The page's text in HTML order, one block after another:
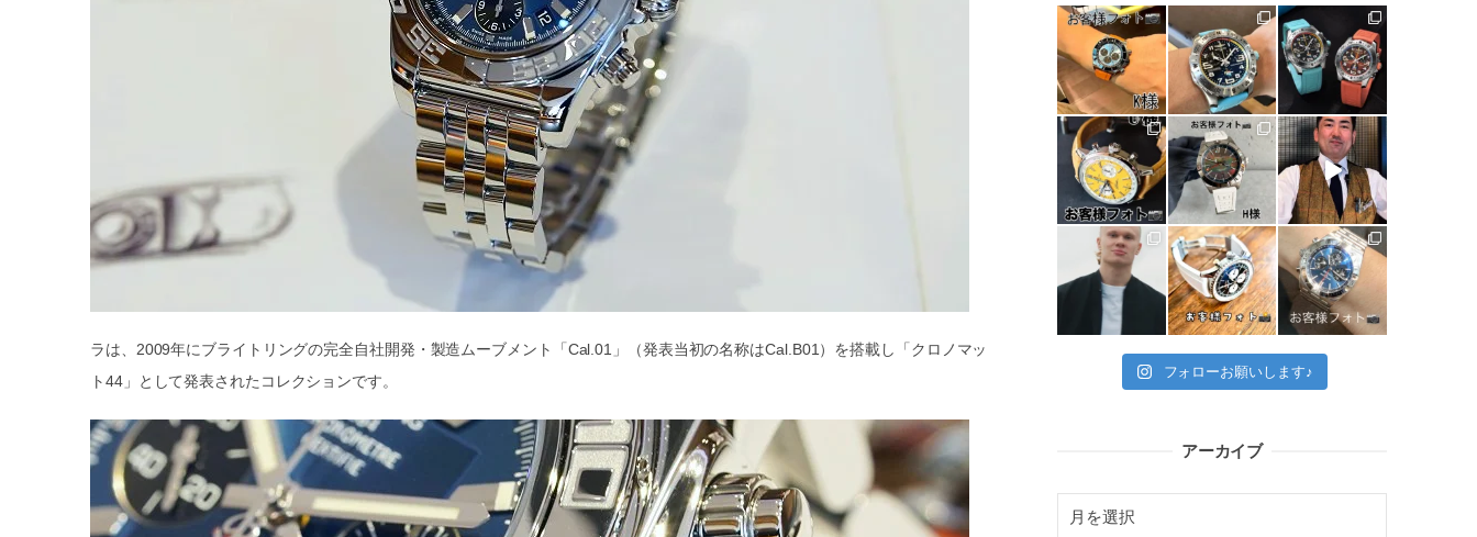
ラは、2009年にブライトリングの完全自社開発・製造ムーブメント「Cal.01」（発表当初の名称はCal.B01）を搭載し「クロノマッ
ト44」として発表されたコレクションです。
フォローお願いします♪
アーカイブ